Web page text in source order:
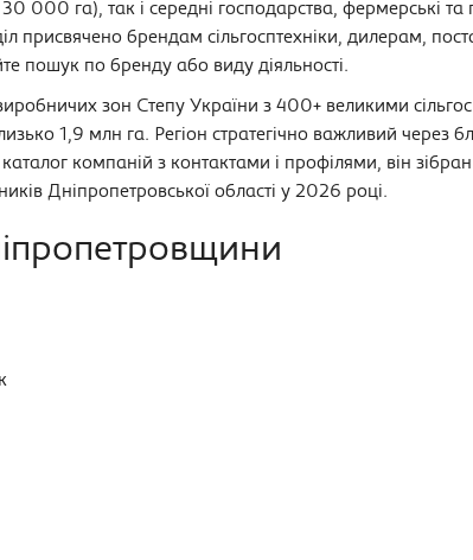
000 га), так і середні господарства, фермерські
брендам сільгосптехніки, дилерам,
пошук по бренду або виду діяльності.
зон Степу України з 400+ великими
1,9 млн га. Регіон стратегічно важливий через
компаній з контактами і профілями, він
Дніпропетровської області у 2026 році.